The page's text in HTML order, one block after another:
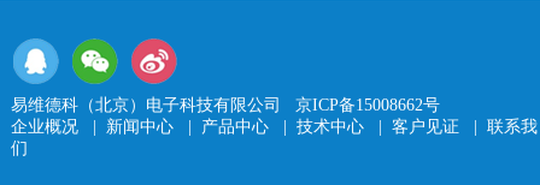
易维德科（北京）电子科技有限公司 京ICP备15008662号
企业概况| 新闻中心| 产品中心| 技术中心| 客户见证
联系我
们